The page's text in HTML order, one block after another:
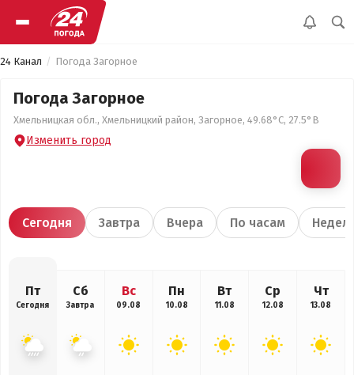
24 Канал Погода Загорное
Погода Загорное
Хмельницкая обл., Хмельницкий район, Загорное, 49.68°С, 27.5°В
Изменить город
Сегодня Завтра Вчера По часам
Пт
Сегодня
Сб
Завтра
Вс
09.08
Пн
10.08
Вт
11.08
Ср
12.08
Чт
13.08